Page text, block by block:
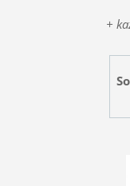
+